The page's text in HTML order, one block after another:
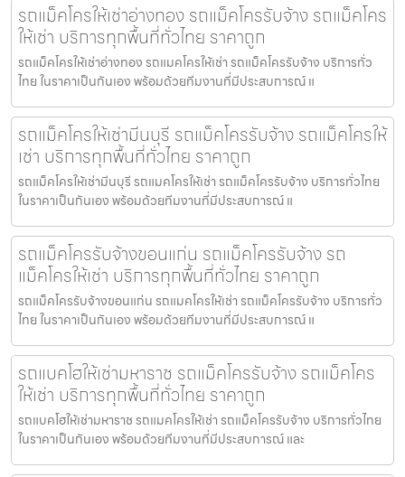
รถแม็คโครให้เช่าอ่างทอง รถแม็คโครรับจ้าง รถแม็คโคร
ให้เช่า บริการทุกพื้นที่ทั่วไทย ราคาถูก
รถแม็คโครให้เช่าอ่างทอง รถแมคโครให้เช่า รถแม็คโครรับจ้าง บริการทั่ว
ไทย ในราคาเป็นกันเอง พร้อมด้วยทีมงานที่มีประสบการณ์ แ
รถแม็คโครให้เช่ามีนบุรี รถแม็คโครรับจ้าง รถแม็คโครให้
เช่า บริการทุกพื้นที่ทั่วไทย ราคาถูก
รถแม็คโครให้เช่ามีนบุรี รถแมคโครให้เช่า รถแม็คโครรับจ้าง บริการทั่วไทย
ในราคาเป็นกันเอง พร้อมด้วยทีมงานที่มีประสบการณ์ แ
รถแม็คโครรับจ้างขอนแก่น รถแม็คโครรับจ้าง รถ
แม็คโครให้เช่า บริการทุกพื้นที่ทั่วไทย ราคาถูก
รถแม็คโครรับจ้างขอนแก่น รถแมคโครให้เช่า รถแม็คโครรับจ้าง บริการทั่ว
ไทย ในราคาเป็นกันเอง พร้อมด้วยทีมงานที่มีประสบการณ์ แ
รถแบคโฮให้เช่ามหาราช รถแม็คโครรับจ้าง รถแม็คโคร
ให้เช่า บริการทุกพื้นที่ทั่วไทย ราคาถูก
รถแบคโฮให้เช่ามหาราช รถแมคโครให้เช่า รถแม็คโครรับจ้าง บริการทั่วไทย
ในราคาเป็นกันเอง พร้อมด้วยทีมงานที่มีประสบการณ์ และ